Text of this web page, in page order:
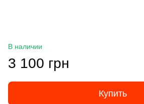
В наличии
3 100 грн
Купить